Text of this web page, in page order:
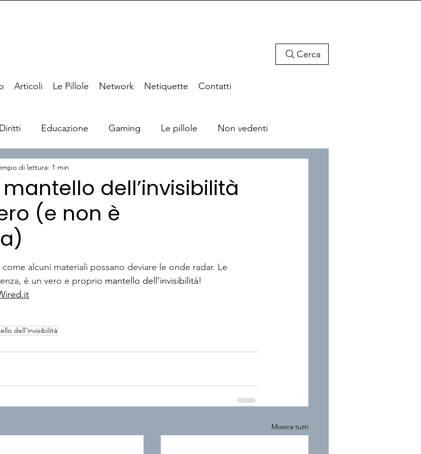
Articoli Le Pillole Network Netiquette Contatti
Cerca
Diritti Educazione Gaming Le pillole Non vedenti
mantello dell’invisibilità
(e non è
di lettura: 1 min
alcuni materiali possano deviare le onde radar. Le
è un vero e proprio mantello dell’invisibilità!
dell’invisibilità
Mostra tutti